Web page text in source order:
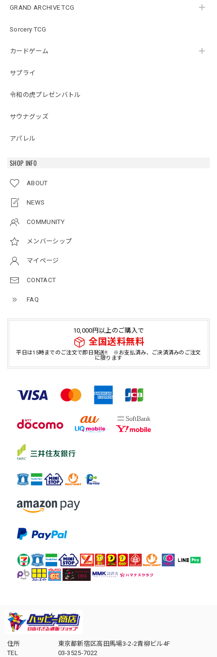
GRAND ARCHIVE TCG
Sorcery TCG
カードゲーム
サプライ
令和の虎プレゼンバトル
サウナグッズ
アパレル
SHOP INFO
ABOUT
NEWS
COMMUNITY
メンバーシップ
マイページ
CONTACT
FAQ
10,000円以上のご購入で
全国送料無料
平日は15時までのご注文で即日発送!! ※お支払済み、ご決済済みのご注文
に限ります
住所
東京都新宿区高田馬場3-2-2青柳ビル4F
TEL
03-3525-7022